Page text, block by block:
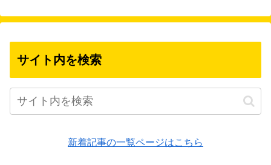
サイト内を検索
新着記事の一覧ページはこちら